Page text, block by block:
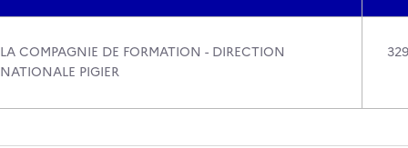
LA COMPAGNIE DE FORMATION - DIRECTION
NATIONALE PIGIER